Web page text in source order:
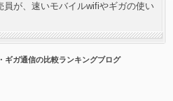
員が、速いモバイルwifiやギガの使い
ギガ通信の比較ランキングブログ